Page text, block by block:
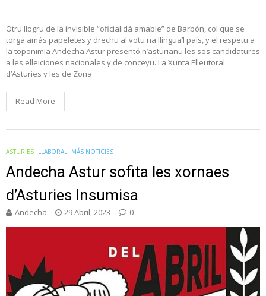
Otru llogru de la invisible “oficialidá amable” de Barbón, col que se
torga amás papeletes y drechu al votu na llingua’l país, y el respetu a
la toponimia Andecha Astur presentó n’asturianu les sos candidatures
a les elleiciones nacionales y de conceyu. La Xunta Elleutoral
d’Asturies y les de Zona
Read More
ASTURIES LLABORAL MÁS NOTICIES
Andecha Astur sofita les xornaes
d’Asturies Insumisa
Andecha 29 Abril, 2023 0